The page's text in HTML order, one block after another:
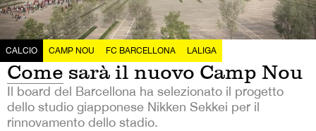
CALCIO CAMP NOU FC BARCELLONA LALIGA
Come sarà il nuovo Camp Nou
Il board del Barcellona ha selezionato il progetto
dello studio giapponese Nikken Sekkei per il
rinnovamento dello stadio.